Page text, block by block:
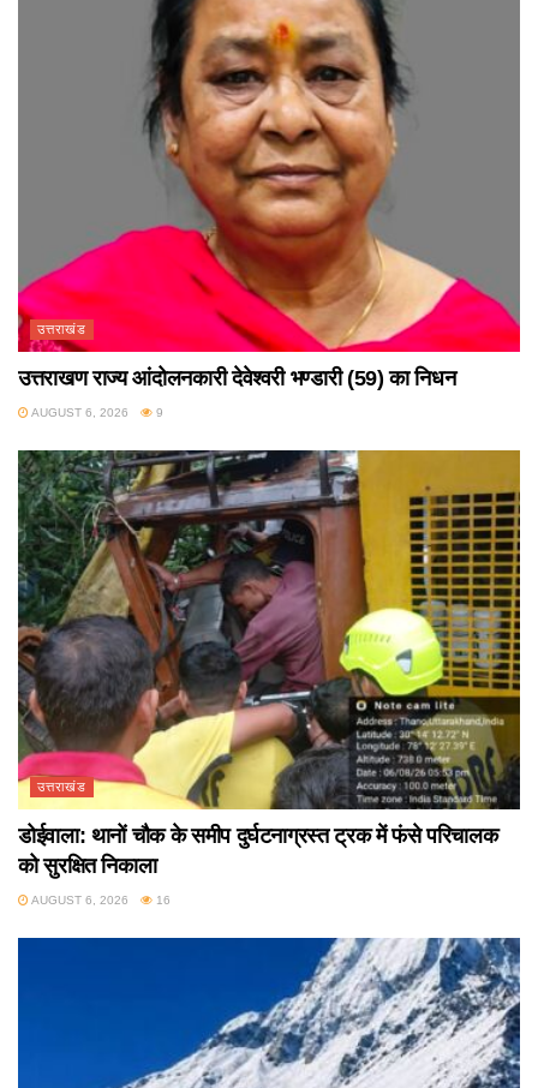
उत्तराखंड
उत्तराखण राज्य आंदोलनकारी देवेश्वरी भण्डारी (59) का निधन
AUGUST 6, 2026 9
उत्तराखंड
डोईवाला: थानों चौक के समीप दुर्घटनाग्रस्त ट्रक में फंसे परिचालक
को सुरक्षित निकाला
AUGUST 6, 2026 16